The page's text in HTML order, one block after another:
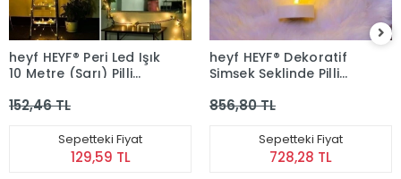
heyf HEYF® Peri Led Işık
10 Metre (Sarı) Pilli
Saçak Spot Süsleme
152,46 TL
Sepetteki Fiyat
129,59 TL
heyf HEYF® Dekoratif
Şimşek Şeklinde Pilli
Masa Lambası
856,80 TL
Sepetteki Fiyat
728,28 TL